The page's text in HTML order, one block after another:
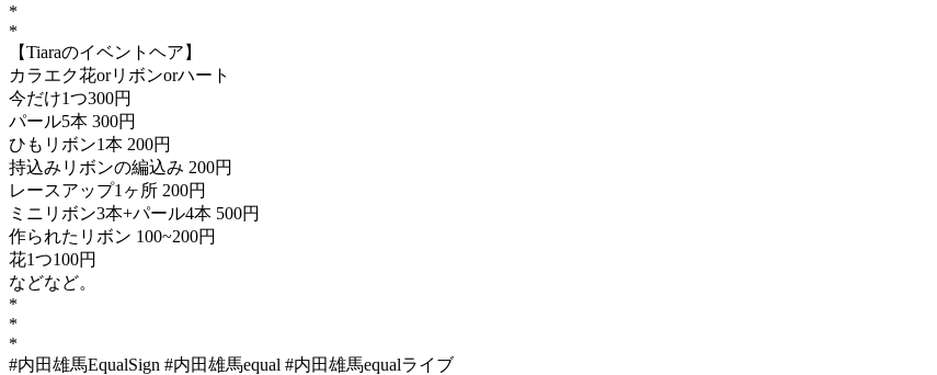
*
*
【Tiaraのイベントヘア】
カラエク花orリボンorハート
今だけ1つ300円
パール5本 300円
ひもリボン1本 200円
持込みリボンの編込み 200円
レースアップ1ヶ所 200円
ミニリボン3本+パール4本 500円
作られたリボン 100~200円
花1つ100円
などなど。
*
*
*
#内田雄馬EqualSign #内田雄馬equal #内田雄馬equalライブ